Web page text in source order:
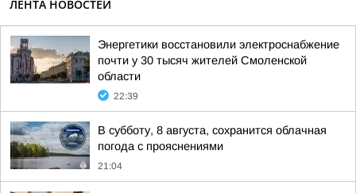
ЛЕНТА НОВОСТЕЙ
Энергетики восстановили электроснабжение
почти у 30 тысяч жителей Смоленской
области
22:39
В субботу, 8 августа, сохранится облачная
погода с прояснениями
21:04